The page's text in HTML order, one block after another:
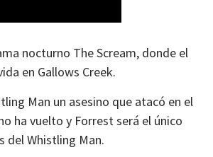
nocturno The Scream, donde el
en Gallows Creek.
Man un asesino que atacó en el
ha vuelto y Forrest será el único
del Whistling Man.